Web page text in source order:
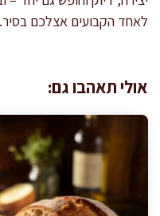
לאחד הקבועים אצלכם בסיר.
אולי תאהבו גם: